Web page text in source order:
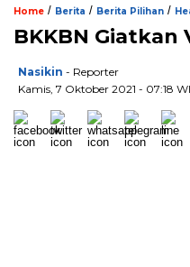
Home / Berita / Berita Pilihan /
BKKBN Giatkan
Nasikin - Reporter
Kamis, 7 Oktober 2021 - 07:18